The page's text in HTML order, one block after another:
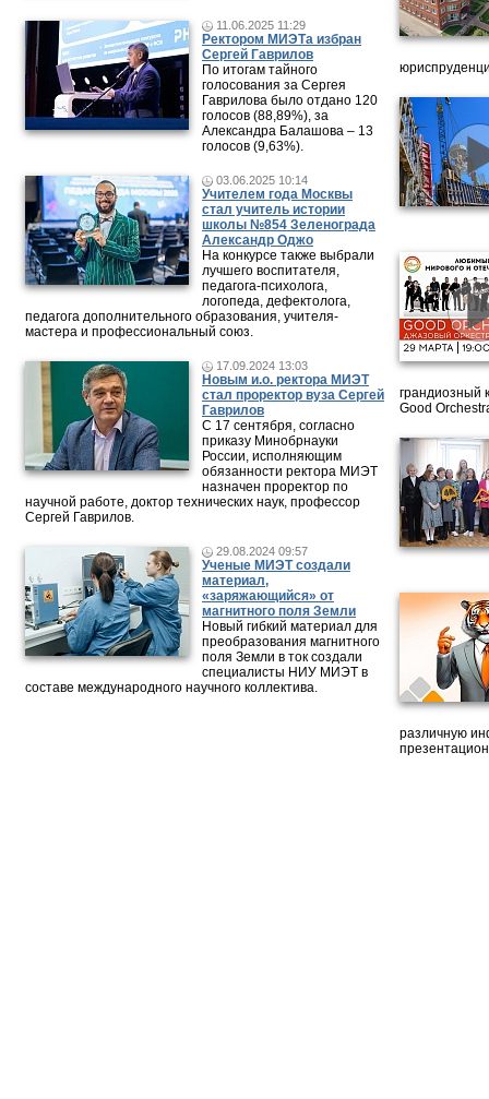
11.06.2025 11:29
Ректором МИЭТа избран
Сергей Гаврилов
По итогам тайного
голосования за Сергея
Гаврилова было отдано 120
голосов (88,89%), за
Александра Балашова – 13
голосов (9,63%).
03.06.2025 10:14
Учителем года Москвы
стал учитель истории
школы №854 Зеленограда
Александр Оджо
На конкурсе также выбрали
лучшего воспитателя,
педагога-психолога,
логопеда, дефектолога,
педагога дополнительного образования, учителя-
мастера и профессиональный союз.
17.09.2024 13:03
Новым и.о. ректора МИЭТ
стал проректор вуза Сергей
Гаврилов
С 17 сентября, согласно
приказу Минобрнауки
России, исполняющим
обязанности ректора МИЭТ
назначен проректор по
научной работе, доктор технических наук, профессор
Сергей Гаврилов.
29.08.2024 09:57
Ученые МИЭТ создали
материал,
«заряжающийся» от
магнитного поля Земли
Новый гибкий материал для
преобразования магнитного
поля Земли в ток создали
специалисты НИУ МИЭТ в
составе международного научного коллектива.
грандиозный
Good
различную